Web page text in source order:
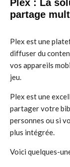
Plex : La
partage
Plex est une
diffuser du
vos appareils
jeu.
Plex est une
partager votre
personnes ou si
plus intégrée.
Voici quelques-